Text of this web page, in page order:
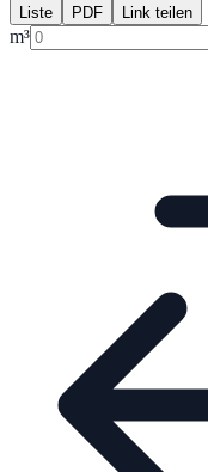
Liste PDF Link teilen
m³